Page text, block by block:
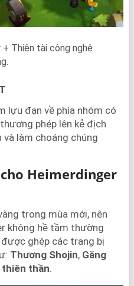
Thiên tài công nghệ
lựu đạn về phía nhóm có
phép lên kẻ địch
làm choáng chúng
Heimerdinger
trong mùa mới, nên
không hề tầm thường
ghép các trang bị
Thương Shojin, Găng
thiên thần.